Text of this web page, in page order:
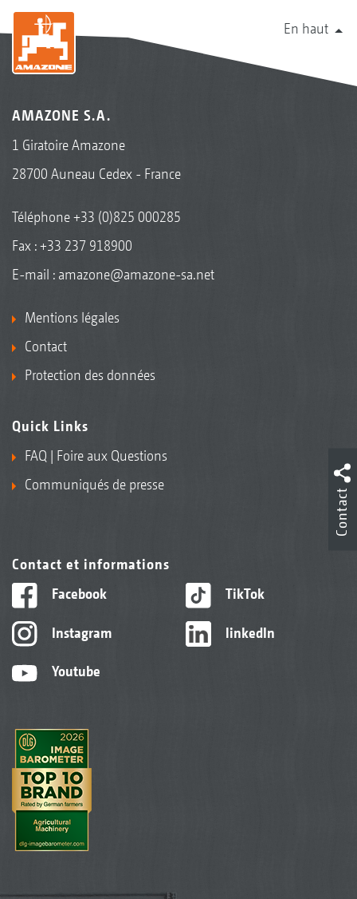
En haut
AMAZONE S.A.
1 Giratoire Amazone
28700 Auneau Cedex - France
Téléphone+33 (0)825 000285
Fax : +33 237 918900
E-mail : amazone@amazone-sa.net
Mentions légales
Contact
Protection des données
Quick Links
FAQ | Foire aux Questions
Communiqués de presse
Contact et informations
Facebook
Instagram
Youtube
TikTok
linkedIn
Contact